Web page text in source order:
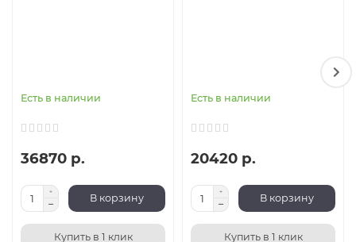
Есть в наличии
36870 р.
В корзину
Купить в 1 клик
Есть в наличии
20420 р.
В корзину
Купить в 1 клик